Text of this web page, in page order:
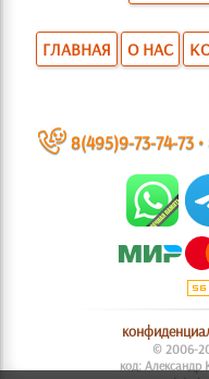
ГЛАВНАЯ О НАС
~ 8(495)9-73-74-73•
© 2006-
код: Александр